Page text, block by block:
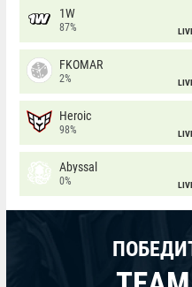
1W
87%
FKOMAR
2%
Heroic
98%
Abyssal
0%